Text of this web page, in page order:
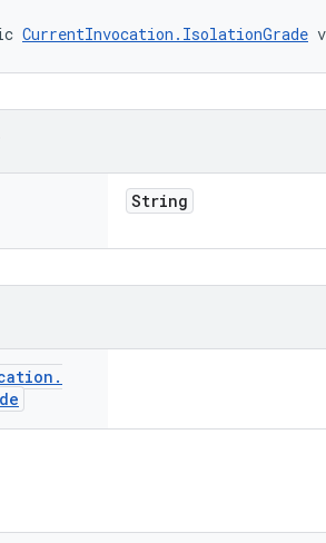
CurrentInvocation.IsolationGrade
String
.